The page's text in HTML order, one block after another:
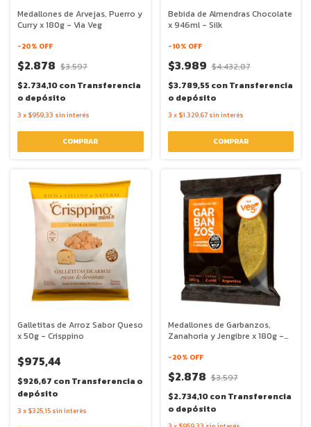
Medallones de Arvejas, Puerro y
Curry x 180g - Via Veg
-20% OFF
$2.878 $3.597
$2.734,10conTransferencia
o depósito
3 x $959,33 sin interés
Bebida de Almendras Chocolate
x 946ml - Silk
-10% OFF
$3.989 $4.432,07
$3.789,55conTransferencia
o depósito
3 x $1.329,67 sin interés
Galletitas de Arroz Sabor Queso
x 50g - Crisppino
$975,44
$926,67 conTransferencia o
depósito
3 x $325,15 sin interés
Medallones de Garbanzos,
Zanahoria y Jengibre x 180g -
-20% OFF
$2.878 $3.597
$2.734,10conTransferencia
o depósito